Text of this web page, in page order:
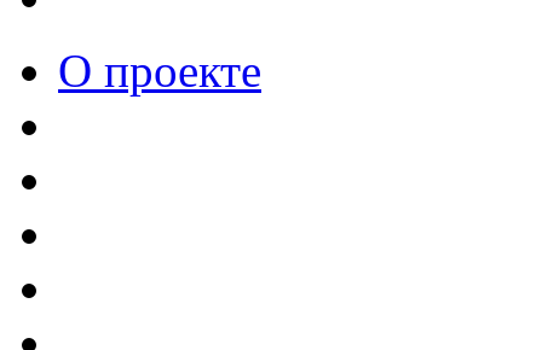
О проекте